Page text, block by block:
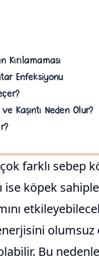
Kırılamaması
Enfeksiyonu
Kaşıntı Neden Olur?
farklı sebep
ise köpek
Bu